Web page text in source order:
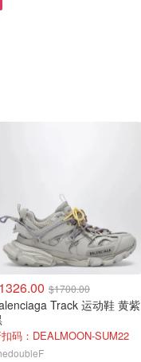
$1700.00
Track 运动鞋 黄紫
码：DEALMOON-SUM22